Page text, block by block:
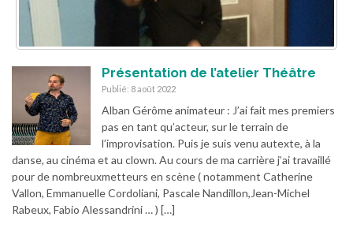
Présentation de l’atelier Théâtre
Publié: 8 août 2022
Alban Gérôme animateur : J’ai fait mes premiers
pas en tant qu’acteur, sur le terrain de
l’improvisation. Puis je suis venu autexte, à la
danse, au cinéma et au clown. Au cours de ma carrière j’ai travaillé
pour de nombreuxmetteurs en scène ( notamment Catherine
Vallon, Emmanuelle Cordoliani, Pascale Nandillon,Jean-Michel
Rabeux, Fabio Alessandrini … ) […]